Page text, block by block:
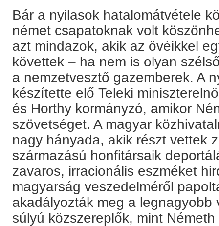
Bár a nyilasok hatalomátvétele
német csapatoknak volt
azt mindazok, akik az övéikkel
követtek – ha nem is olyan
a nemzetvesztő gazemberek. A
készítette elő Teleki
és Horthy kormányzó, amikor
szövetséget. A magyar
nagy hányada, akik részt vettek
származású honfitársaik
zavaros, irracionális eszméket
magyarság veszedelméről
akadályozták meg a legnagyobb
súlyú közszereplők, mint